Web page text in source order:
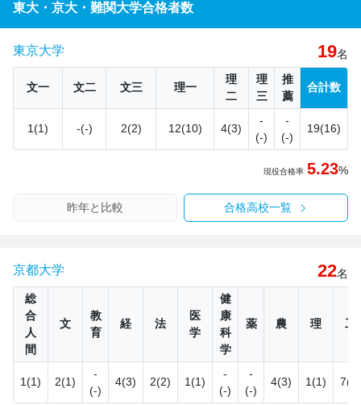
東大・京大・難関大学合格者数
東京大学 19名
文一 文二 文三 理一
理
二
理
三
推
薦
合計数
1(1) -(-) 2(2) 12(10) 4(3)
-
(-)
-
(-)
19(16)
現役合格率 5.23%
昨年と比較 合格高校一覧
京都大学 22名
総
合
人
間
文
教
育
経 法
医
学
健
康
科
学
薬 農 理 工
1(1) 2(1)
-
(-)
4(3) 2(2) 1(1)
-
(-)
-
(-)
4(3) 1(1) 7(7)